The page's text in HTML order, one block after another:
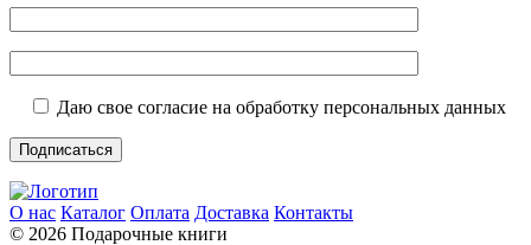
Даю свое согласие на обработку персональных данных
О нас Каталог Оплата Доставка Контакты
© 2026 Подарочные книги